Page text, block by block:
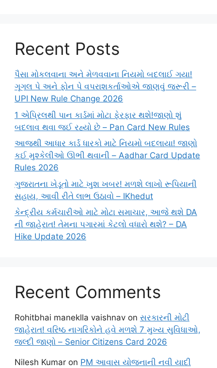
Recent Posts
પૈસા મોકલવાના અને મેળવવાના નિયમો બદલાઈ ગયા!
ગૂગલ પે અને ફોન પે વપરાશકર્તાઓએ જાણવું જરૂરી –
UPI New Rule Change 2026
1 એપ્રિલથી પાન કાર્ડમાં મોટા ફેરફાર થશે!જાણો શું
બદલાવ થવા જઈ રહ્યો છે – Pan Card New Rules
આજથી આધાર કાર્ડ ધારકો માટે નિયમો બદલાયા! જાણો
કઈ મુશ્કેલીઓ ઊભી થવાની – Aadhar Card Update
Rules 2026
ગુજરાતના ખેડૂતો માટે ખુશ ખબર! મળશે લાખો રૂપિયાની
સહાય, આવી રીતે લાભ ઉઠાવો – IKhedut
કેન્દ્રીય કર્મચારીઓ માટે મોટા સમાચાર, આજે થશે DA
ની જાહેરાત! તેમના પગારમાં કેટલો વધારો થશે? – DA
Hike Update 2026
Recent Comments
Rohitbhai maneklla vaishnav on સરકારની મોટી
જાહેરાત! વરિષ્ઠ નાગરિકોને હવે મળશે 7 મુખ્ય સુવિધાઓ,
જલ્દી જાણો – Senior Citizens Card 2026
Nilesh Kumar on PM આવાસ યોજનાની નવી યાદી